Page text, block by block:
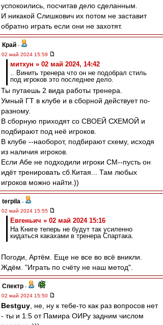
успокоились, посчитав дело сделанным.
И никакой Слишкович их потом не заставит
обратно играть если они не захотят.
Край -
02 май 2024 15:59
митхун » 02 май 2024, 14:42
.. Винить тренера что он не подобрал стиль
под игроков это последнее дело.
Ты путаешь 2 вида работы тренера.
Умный ГТ в клубе и в сборной действует по-
разному.
В сборную приходят со СВОЕЙ СХЕМОЙ и
подбирают под неё игроков.
В клубе --наоборот, подбирают схему, исходя
из наличия игроков.
Если Абе не подходили игроки СМ--пусть он
идёт тренировать сб.Китая... Там любых
игроков можно найти.))
terpila -
02 май 2024 15:55
Евгеньич » 02 май 2024 15:16
На Книге теперь не будут так усиленно
кидаться какахами в тренера Спартака.
Погоди, Артём. Еще не все во всё вникли.
Ждём. "Играть по счёту не наш метод".
Спектр -
02 май 2024 15:50
Bestguy , не, ну к тебе-то как раз вопросов нет
- ты и 1:5 от Памира ОИРу задним числом